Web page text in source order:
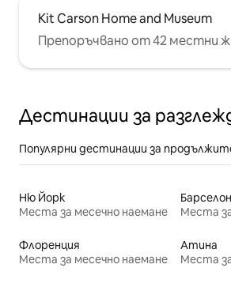
Kit Carson Home and Museum
Препоръчвано от 42 местни
Дестинации за
Популярни дестинации за
Ню Йорк
Места за месечно наемане
Места
Флоренция
Места за месечно наемане
Атина
Места